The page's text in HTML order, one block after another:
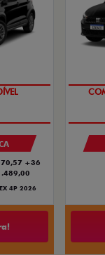
+36
4P 2026